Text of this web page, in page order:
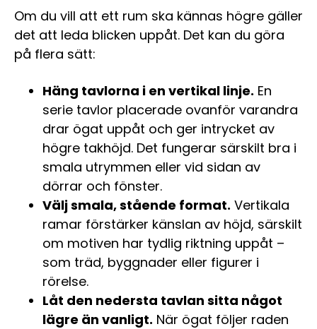
Om du vill att ett rum ska kännas högre gäller
det att leda blicken uppåt. Det kan du göra
på flera sätt:
Häng tavlorna i en vertikal linje. En
serie tavlor placerade ovanför varandra
drar ögat uppåt och ger intrycket av
högre takhöjd. Det fungerar särskilt bra i
smala utrymmen eller vid sidan av
dörrar och fönster.
Välj smala, stående format. Vertikala
ramar förstärker känslan av höjd, särskilt
om motiven har tydlig riktning uppåt –
som träd, byggnader eller figurer i
rörelse.
Låt den nedersta tavlan sitta något
lägre än vanligt. När ögat följer raden